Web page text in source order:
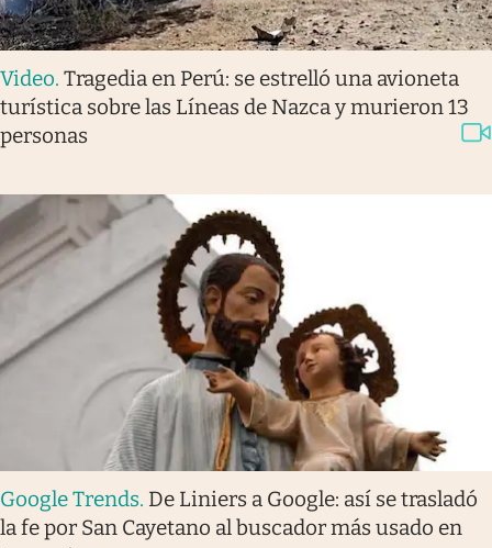
Video. Tragedia en Perú: se estrelló una avioneta
turística sobre las Líneas de Nazca y murieron 13
personas
Google Trends. De Liniers a Google: así se trasladó
la fe por San Cayetano al buscador más usado en